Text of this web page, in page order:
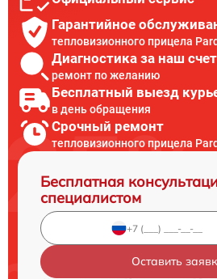
Гарантийное
тепловизионного прицела
Диагностика за наш
ремонт по желанию
Бесплатный выезд
в день обращения
Срочный ремонт
тепловизионного прицела
Бесплатная
специалистом
Оставить